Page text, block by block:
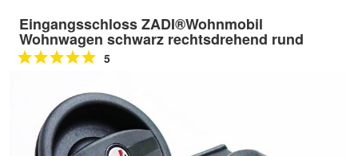
Eingangsschloss ZADI®Wohnmobil
Wohnwagen schwarz rechtsdrehend rund
5